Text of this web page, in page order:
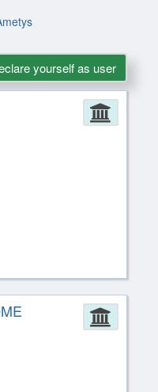
yourself as user